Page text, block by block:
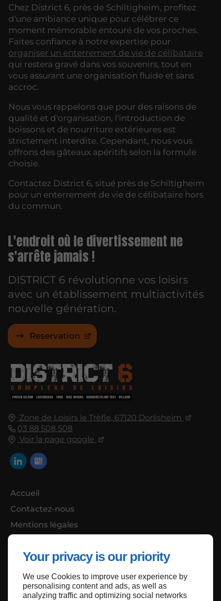
Your privacy is our priority
We use Cookies to improve user experience by
personalising content and ads, as well as
analyzing traffic and optimizing social networks
Chez District 6, près de Schiltigheim, profitez
d'une ambiance unique pour célébrer ce
moment mémorable entouré de vos proches.
Faites confiance à notre expertise pour
organiser un enterrement de vie de célibataire
qui restera gravé dans vos souvenirs, tout en
vous assurant une organisation fluide et sans
accroc.
Nous vous rappelons que pour des raisons de
qualité et d'organisation, l'introduction de
boissons et de nourriture extérieures est
strictement interdite. Cependant, nous vous
offrons des gâteaux apéritifs selon la formule
choisie.
Contactez District 6, situé près de Schiltigheim
pour un enterrement de vie de célibataire hors
du commun.
Zone de Loisirs le Trèfle, 67120 Dorlisheim
03 88 508 508
Voir la page google
Accueil
Contactez-nous
Mentions légales
L'endroit où le divertissement ne
s'arrête jamais !
DISTRICT 6 révolutionne vos loisirs
avec un établissement multiactivités
nouvelle génération.
Reservation
Haut de page